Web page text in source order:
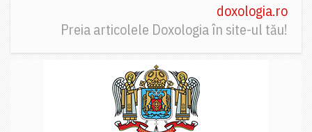
doxologia.ro
Preia articolele Doxologia în site-ul tău!